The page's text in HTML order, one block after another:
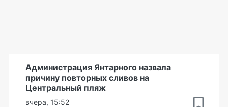
Администрация Янтарного назвала
причину повторных сливов на
Центральный пляж
вчера, 15:52